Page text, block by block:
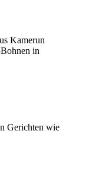
Kamerun
in
Gerichten wie